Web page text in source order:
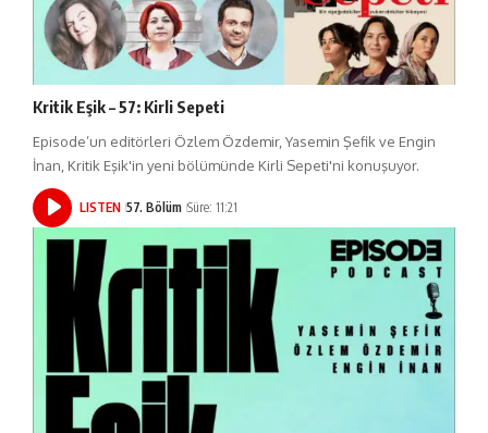
Kritik Eşik – 57: Kirli Sepeti
Episode’un editörleri Özlem Özdemir, Yasemin Şefik ve Engin
İnan, Kritik Eşik'in yeni bölümünde Kirli Sepeti'ni konuşuyor.
LISTEN 57. Bölüm Süre: 11:21